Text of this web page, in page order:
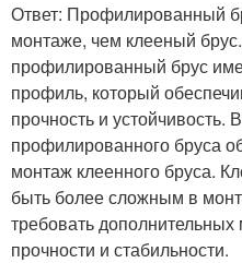
Ответ: Профилированный
монтаже, чем клееный
профилированный брус
профиль, который
прочность и устойчивость.
профилированного бруса
монтаж клеенного бруса.
быть более сложным в
требовать
прочности и стабильности.